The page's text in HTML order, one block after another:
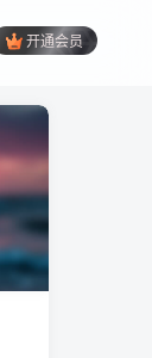
开通会员
感
脑
58